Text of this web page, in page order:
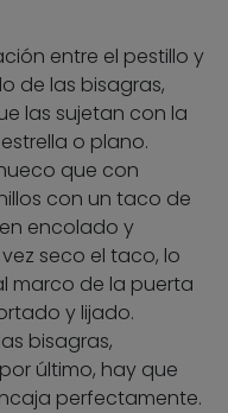
entre el pestillo y
de las bisagras,
las sujetan con la
o plano.
que con
con un taco de
encolado y
seco el taco, lo
marco de la puerta
y lijado.
bisagras,
último, hay que
perfectamente.